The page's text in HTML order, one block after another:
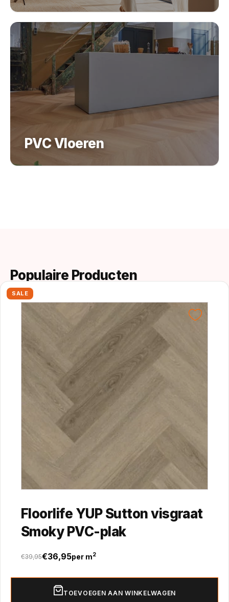
Populaire Producten
SALE
Floorlife YUP Sutton visgraat
Smoky PVC-plak
€39,95
Oorspronkelijke
€36,95
Huidige
per m2
TOEVOEGEN AAN WINKELWAGEN